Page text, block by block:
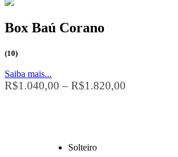
Box Baú Corano
(10)
Saiba mais...
R$1.040,00 – R$1.820,00
Solteiro